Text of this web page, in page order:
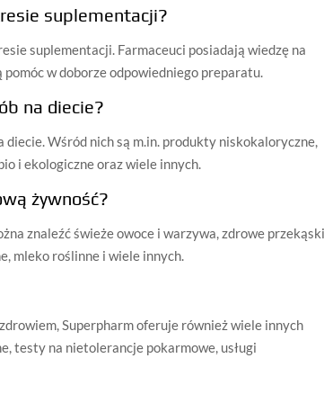
suplementacji?
suplementacji. Farmaceuci posiadają wiedzę na
w doborze odpowiedniego preparatu.
na diecie?
Wśród nich są m.in. produkty niskokaloryczne,
i ekologiczne oraz wiele innych.
żywność?
znaleźć świeże owoce i warzywa, zdrowe
mleko roślinne i wiele innych.
Superpharm oferuje również wiele innych
testy na nietolerancje pokarmowe, usługi